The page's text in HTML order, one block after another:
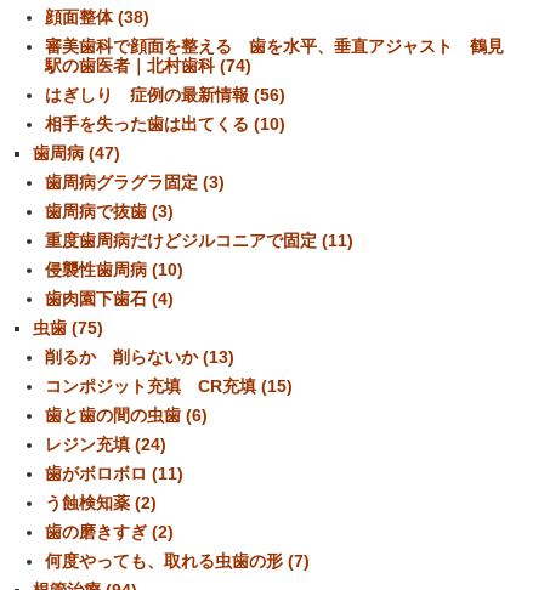
顔面整体 (38)
審美歯科で顔面を整える 歯を水平、垂直アジャスト 鶴見
駅の歯医者｜北村歯科 (74)
はぎしり 症例の最新情報 (56)
相手を失った歯は出てくる (10)
歯周病 (47)
歯周病グラグラ固定 (3)
歯周病で抜歯 (3)
重度歯周病だけどジルコニアで固定 (11)
侵襲性歯周病 (10)
歯肉園下歯石 (4)
虫歯 (75)
削るか 削らないか (13)
コンポジット充填 CR充填 (15)
歯と歯の間の虫歯 (6)
レジン充填 (24)
歯がボロボロ (11)
う蝕検知薬 (2)
歯の磨きすぎ (2)
何度やっても、取れる虫歯の形 (7)